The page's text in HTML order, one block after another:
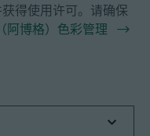
得使用许可。请确保
阿博格）色彩管理